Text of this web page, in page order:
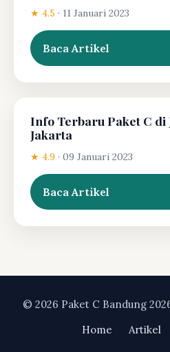
★ 4.5 · 11 Januari 2023
Baca Artikel
Info Terbaru Paket C di
Jakarta
★ 4.9 · 09 Januari 2023
Baca Artikel
© 2026 Paket C Bandung
Home
Artikel